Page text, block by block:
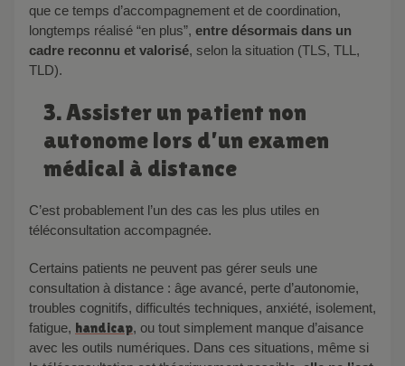
que ce temps d’accompagnement et de coordination,
longtemps réalisé “en plus”, entre désormais dans un
cadre reconnu et valorisé, selon la situation (TLS, TLL,
TLD).
3. Assister un patient non
autonome lors d’un examen
médical à distance
C’est probablement l’un des cas les plus utiles en
téléconsultation accompagnée.
Certains patients ne peuvent pas gérer seuls une
consultation à distance : âge avancé, perte d’autonomie,
troubles cognitifs, difficultés techniques, anxiété, isolement,
fatigue, handicap, ou tout simplement manque d’aisance
avec les outils numériques. Dans ces situations, même si